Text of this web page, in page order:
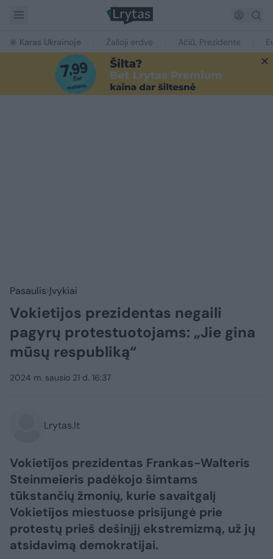
Karas Ukrainoje Žalioji erdvė Ačiū, Prezidente
Pasaulis Įvykiai
Vokietijos prezidentas negaili
pagyrų protestuotojams: „Jie gina
mūsų respubliką“
2024 m. sausio 21 d. 16:37
Lrytas.lt
Vokietijos prezidentas Frankas-Walteris
Steinmeieris padėkojo šimtams
tūkstančių žmonių, kurie savaitgalį
Vokietijos miestuose prisijungė prie
protestų prieš dešinįjį ekstremizmą, už jų
atsidavimą demokratijai.